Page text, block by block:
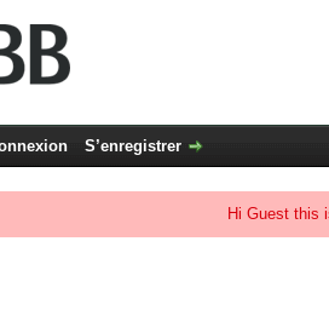
S’enregistrer
Hi Guest this